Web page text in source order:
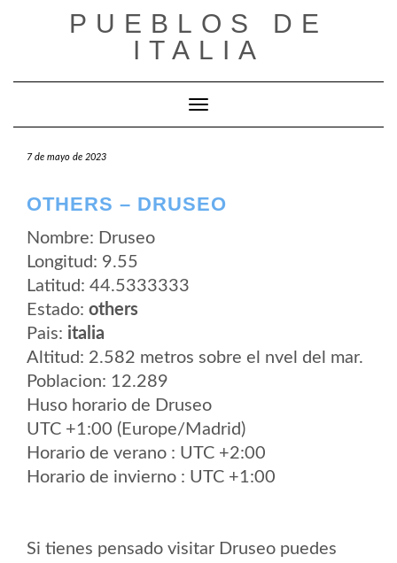
PUEBLOS DE
ITALIA
Cambiar modo de navegación
7 de mayo de 2023
OTHERS – DRUSEO
Nombre: Druseo
Longitud: 9.55
Latitud: 44.5333333
Estado: others
Pais: italia
Altitud: 2.582 metros sobre el nvel del mar.
Poblacion: 12.289
Huso horario de Druseo
UTC +1:00 (Europe/Madrid)
Horario de verano : UTC +2:00
Horario de invierno : UTC +1:00
Si tienes pensado visitar Druseo puedes